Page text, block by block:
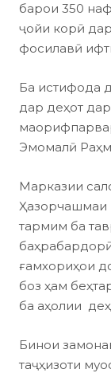
барои 350
ҷойи корӣ
фосилавӣ
Ба истифода
дар деҳот
Эмомалӣ
Марказии
Ҳазорчашмаи
тармим ба
ғамхориҳои
боз ҳам
ба аҳолии
Бинои
таҷҳизоти